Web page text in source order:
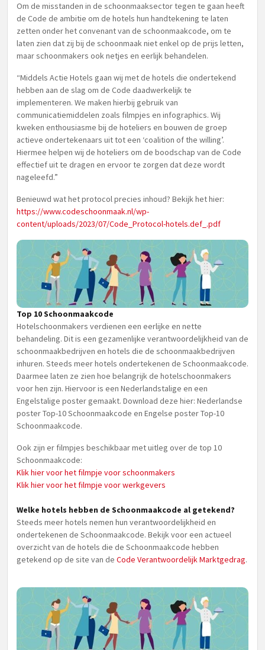
Om de misstanden in de schoonmaaksector tegen te gaan heeft
de Code de ambitie om de hotels hun handtekening te laten
zetten onder het convenant van de schoonmaakcode, om te
laten zien dat zij bij de schoonmaak niet enkel op de prijs letten,
maar schoonmakers ook netjes en eerlijk behandelen.
“Middels Actie Hotels gaan wij met de hotels die ondertekend
hebben aan de slag om de Code daadwerkelijk te
implementeren. We maken hierbij gebruik van
communicatiemiddelen zoals filmpjes en infographics. Wij
kweken enthousiasme bij de hoteliers en bouwen de groep
actieve ondertekenaars uit tot een ‘coalition of the willing’.
Hiermee helpen wij de hoteliers om de boodschap van de Code
effectief uit te dragen en ervoor te zorgen dat deze wordt
nageleefd.”
Benieuwd wat het protocol precies inhoud? Bekijk het hier:
https://www.codeschoonmaak.nl/wp-
content/uploads/2023/07/Code_Protocol-hotels.def_.pdf
Top 10 Schoonmaakcode
Hotelschoonmakers verdienen een eerlijke en nette
behandeling. Dit is een gezamenlijke verantwoordelijkheid van de
schoonmaakbedrijven en hotels die de schoonmaakbedrijven
inhuren. Steeds meer hotels ondertekenen de Schoonmaakcode.
Daarmee laten ze zien hoe belangrijk de hotelschoonmakers
voor hen zijn. Hiervoor is een Nederlandstalige en een
Engelstalige poster gemaakt. Download deze hier: Nederlandse
poster Top-10 Schoonmaakcode en Engelse poster Top-10
Schoonmaakcode.
Ook zijn er filmpjes beschikbaar met uitleg over de top 10
Schoonmaakcode:
Klik hier voor het filmpje voor schoonmakers
Klik hier voor het filmpje voor werkgevers
Welke hotels hebben de Schoonmaakcode al getekend?
Steeds meer hotels nemen hun verantwoordelijkheid en
ondertekenen de Schoonmaakcode. Bekijk voor een actueel
overzicht van de hotels die de Schoonmaakcode hebben
getekend op de site van de Code Verantwoordelijk Marktgedrag.